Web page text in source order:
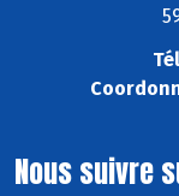
Nous suivre